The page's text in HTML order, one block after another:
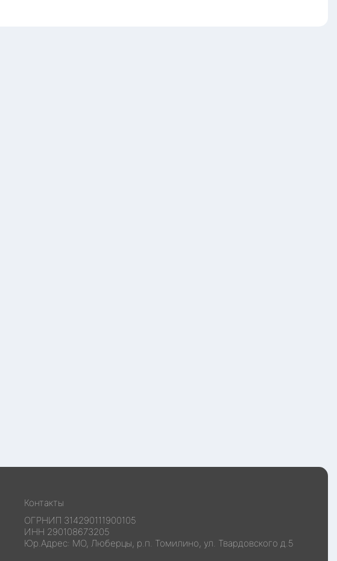
Контакты
ОГРНИП 314290111900105
ИНН 290108673205
Юр.Адрес: МО, Люберцы, р.п. Томилино, ул. Твардовского д.5